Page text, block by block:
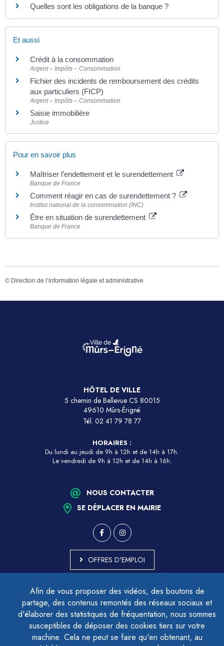
Afin de vous proposer des vidéos, des boutons de
partage, des contenus remontés des réseaux sociaux et
d'élaborer des statistiques de fréquentation, nous sommes
susceptibles de déposer des cookies tiers sur votre
machine. Cela ne peut se faire qu'en obtenant, au
Quelles sont les obligations de la banque ?
Et aussi
Crédit à la consommation
Argent – Impôts – Consommation
Fichier des incidents de remboursement des crédits
aux particuliers (FICP)
Argent – Impôts – Consommation
Saisie immobilière
Justice
Pour en savoir plus
Maîtriser l’endettement et le surendettement
Banque de France
Comment réagir en cas de surendettement ?
Institut national de la consommation (INC)
Être en situation de surendettement
Banque de France
© Direction de l’information légale et administrative
HÔTEL DE VILLE
5 chemin de Bellevue CS 80015
49610 Mûrs-Érigné
Tél. 02 41 79 78 77
HORAIRES :
Du lundi au jeudi de 9h à 12h et de 14h à 17h.
Le vendredi de 9h à 12h et de 14h à 16h.
NOUS CONTACTER
SE DÉPLACER EN MAIRIE
OFFRES D'EMPLOI
ACCESSIBILITÉ - PARTIELLEMENT CONFORME
PLAN DU SITE
MENTIONS LÉGALES
CONTACTER LE DÉLÉGUÉ À LA PROTECTION DES DONNÉES
GESTION DES COOKIES